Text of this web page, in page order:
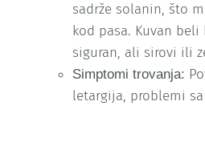
sadrže solanin, što
kod pasa. Kuvan
siguran, ali sirovi ili
Simptomi trovanja:
letargija, problemi sa